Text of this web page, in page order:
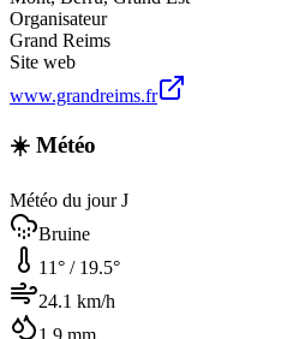
Organisateur
Grand Reims
Site web
www.grandreims.fr
☀️ Météo
Météo du jour J
Bruine
11° / 19.5°
24.1 km/h